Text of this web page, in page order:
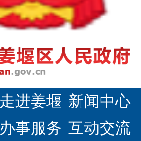
走进姜堰 新闻中心
办事服务 互动交流